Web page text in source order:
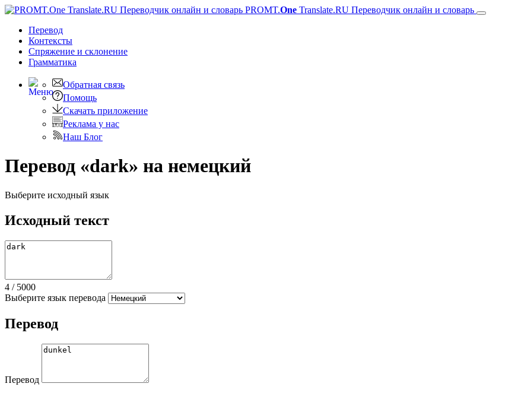
PROMT.One Translate.RU Переводчик онлайн и словарь
Перевод
Контексты
Спряжение и склонение
Грамматика
Обратная связь
Помощь
Скачать приложение
Реклама у нас
Наш Блог
Перевод «dark» на немецкий
Выберите исходный язык
Исходный текст
4 / 5000
Выберите язык перевода
Перевод
Перевод